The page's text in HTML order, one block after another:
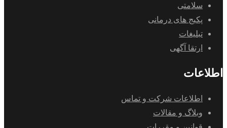
سلامتی
پکیج های درمانی
تبلیغات
ارتقا آگهی
اطلاعات
اطلاعات شرکت و تماس
وبلاگ و مقالات